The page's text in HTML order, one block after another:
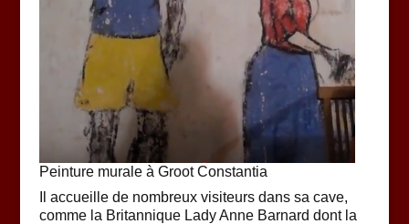
Peinture murale à Groot Constantia
Il accueille de nombreux visiteurs dans sa cave,
comme la Britannique Lady Anne Barnard dont la